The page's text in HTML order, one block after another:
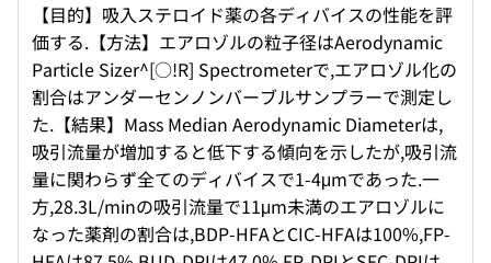
【目的】吸入ステロイド薬の各ディバイスの性能を評
価する.【方法】エアロゾルの粒子径はAerodynamic
Particle Sizer^[○!R] Spectrometerで,エアロゾル化の
割合はアンダーセンノンバーブルサンプラーで測定し
た.【結果】Mass Median Aerodynamic Diameterは,
吸引流量が増加すると低下する傾向を示したが,吸引流
量に関わらず全てのディバイスで1-4μmであった.一
方,28.3L/minの吸引流量で11μm未満のエアロゾルに
なった薬剤の割合は,BDP-HFAとCIC-HFAは100%,FP-